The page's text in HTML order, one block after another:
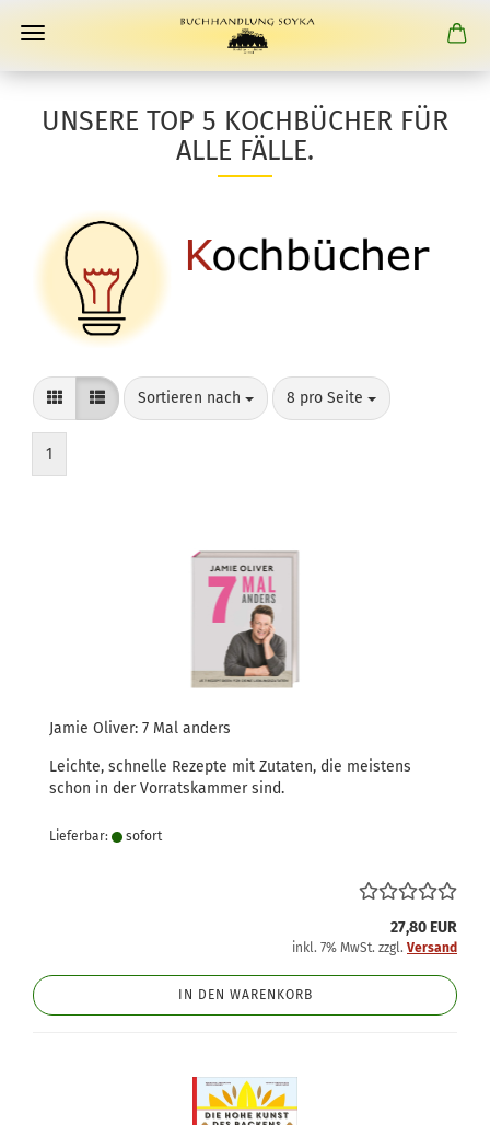
UNSERE TOP 5 KOCHBÜCHER FÜR
ALLE FÄLLE.
Sortieren nach
Sortieren nach 8 pro Seite
pro Seite
1
Jamie Oliver: 7 Mal anders
Leichte, schnelle Rezepte mit Zutaten, die meistens
schon in der Vorratskammer sind.
Lieferbar: sofort
27,80 EUR
inkl. 7% MwSt. zzgl. Versand
IN DEN WARENKORB